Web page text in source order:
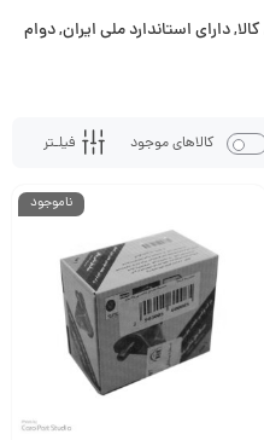
دارای استاندارد ملی ایران, دوام
فیلـتر کالاهای موجود
ناموجود